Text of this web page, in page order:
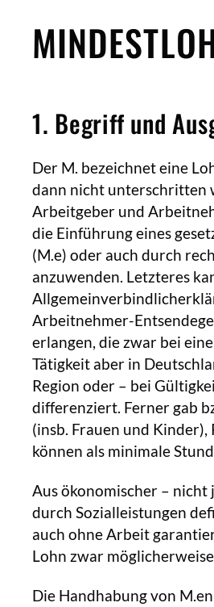
1. Begriff und
Der M. bezeichnet eine
dann nicht unterschritten
Arbeitgeber und
die Einführung eines
(M.e) oder auch durch
anzuwenden. Letzteres
Arbeitnehmer-
erlangen, die zwar bei
Tätigkeit aber in
Region oder – bei
differenziert. Ferner gab
(insb. Frauen und
können als minimale
Aus ökonomischer – nicht
durch Sozialleistungen
auch ohne Arbeit
Lohn zwar
Die Handhabung von